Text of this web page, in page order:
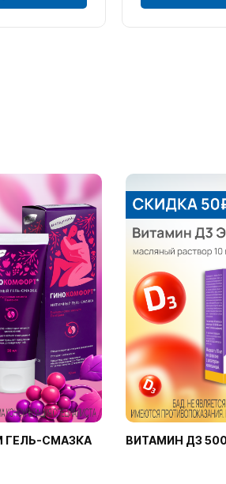
ГЕЛЬ-СМАЗКА
ВИТАМИН Д3